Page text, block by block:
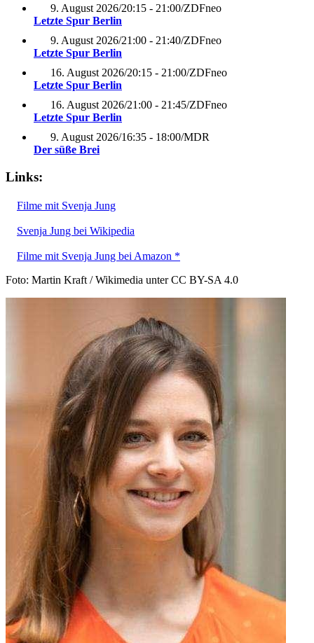
9. August 2026/20:15 - 21:00/ZDFneo
Letzte Spur Berlin
9. August 2026/21:00 - 21:40/ZDFneo
Letzte Spur Berlin
16. August 2026/20:15 - 21:00/ZDFneo
Letzte Spur Berlin
16. August 2026/21:00 - 21:45/ZDFneo
Letzte Spur Berlin
9. August 2026/16:35 - 18:00/MDR
Der süße Brei
Links:
Filme mit Svenja Jung
Svenja Jung bei Wikipedia
Filme mit Svenja Jung bei Amazon *
Foto: Martin Kraft / Wikimedia unter CC BY-SA 4.0